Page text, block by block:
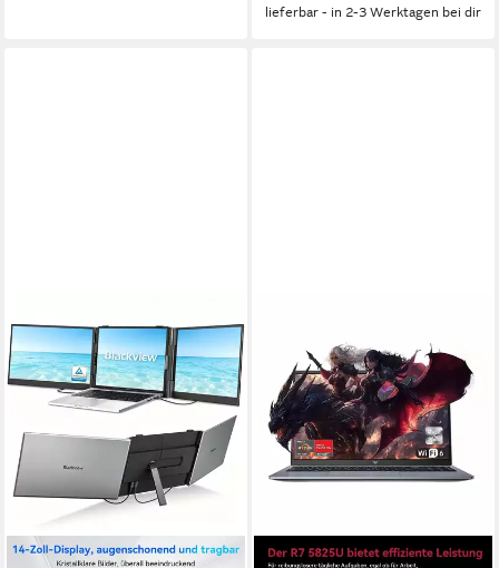
lieferbar - in 2-3 Werktagen bei dir